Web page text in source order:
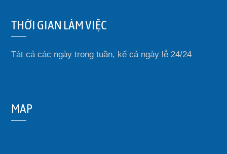
THỜI GIAN LÀM VIỆC
Tát cả các ngày trong tuần, kể cả ngày lễ 24/24
MAP